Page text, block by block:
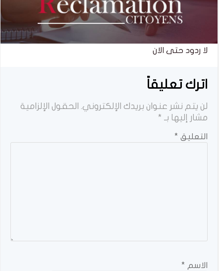
لا ردود حتى الان
اترك تعليقاً
لن يتم نشر عنوان بريدك الإلكتروني. الحقول الإلزامية
مشار إليها بـ *
التعليق *
الاسم *